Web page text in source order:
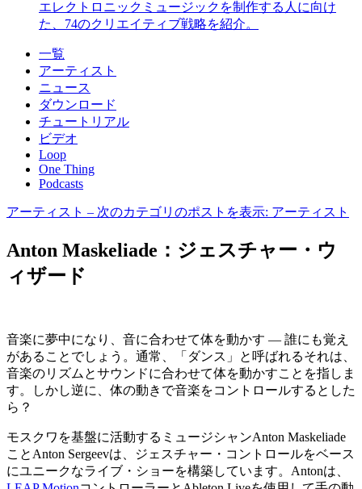
エレクトロニックミュージックを制作する人に向け
た、74のクリエイティブ戦略を紹介。
一覧
アーティスト
ニュース
ダウンロード
チュートリアル
ビデオ
Loop
One Thing
Podcasts
アーティスト – 次のカテゴリのポストを表示: アーティスト
Anton Maskeliade：ジェスチャー・ウ
ィザード
音楽に夢中になり、音に合わせて体を動かす ― 誰にも覚え
があることでしょう。通常、「ダンス」と呼ばれるそれは、
音楽のリズムとサウンドに合わせて体を動かすことを指しま
す。しかし逆に、体の動きで音楽をコントロールするとした
ら？
モスクワを基盤に活動するミュージシャンAnton Maskeliade
ことAnton Sergeevは、ジェスチャー・コントロールをベース
にユニークなライブ・ショーを構築しています。Antonは、